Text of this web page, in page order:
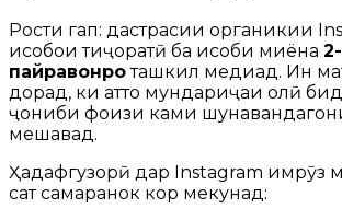
Рости гап: дастрасии органикии
ҳисобҳои тиҷоратӣ ба ҳисоби миёна
пайравонроташкил медиҳад. Ин
дорад, ки ҳатто мундариҷаи олӣ
ҷониби фоизи ками
мешавад.
Ҳадафгузорӣ дар Instagram имрӯз
сатҳ самаранок кор мекунад: